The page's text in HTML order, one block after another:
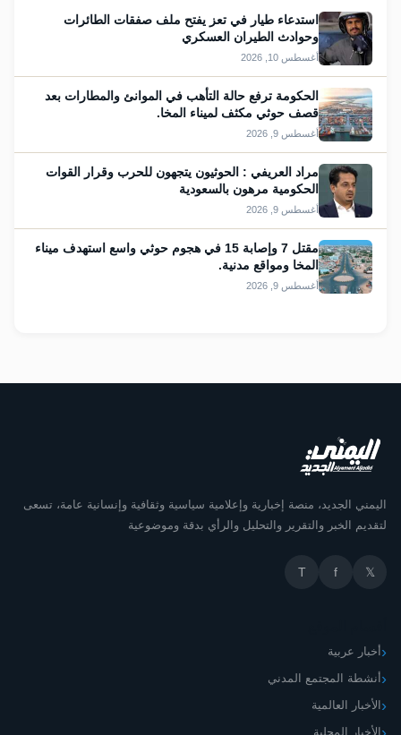
استدعاء طيار في تعز يفتح ملف صفقات الطائرات
وحوادث الطيران العسكري
أغسطس 10, 2026
الحكومة ترفع حالة التأهب في الموانئ والمطارات بعد
قصف حوثي مكثف لميناء المخا.
أغسطس 9, 2026
مراد العريفي : الحوثيون يتجهون للحرب وقرار القوات
الحكومية مرهون بالسعودية
أغسطس 9, 2026
مقتل 7 وإصابة 15 في هجوم حوثي واسع استهدف ميناء
المخا ومواقع مدنية.
أغسطس 9, 2026
اليمني الجديد، منصة إخبارية وإعلامية سياسية وثقافية وإنسانية عامة، تسعى
لتقديم الخبر والتقرير والتحليل والرأي بدقة وموضوعية
𝕏
f
T
أخبار عربية
أنشطة المجتمع المدني
الأخبار العالمية
الأخبار المحلية